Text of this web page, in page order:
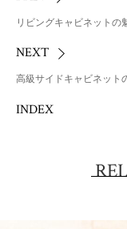
リビングキャビネットの
NEXT
高級サイドキャビネット
INDEX